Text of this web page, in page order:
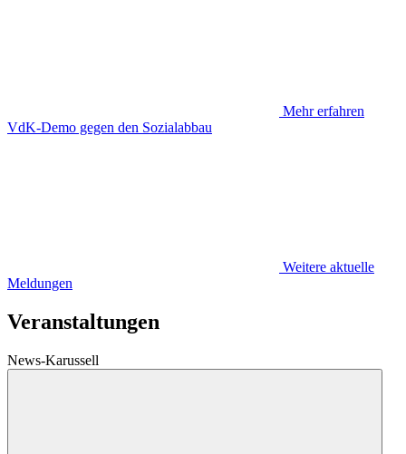
Mehr erfahren
VdK-Demo gegen den Sozialabbau
Weitere aktuelle
Meldungen
Veranstaltungen
News-Karussell